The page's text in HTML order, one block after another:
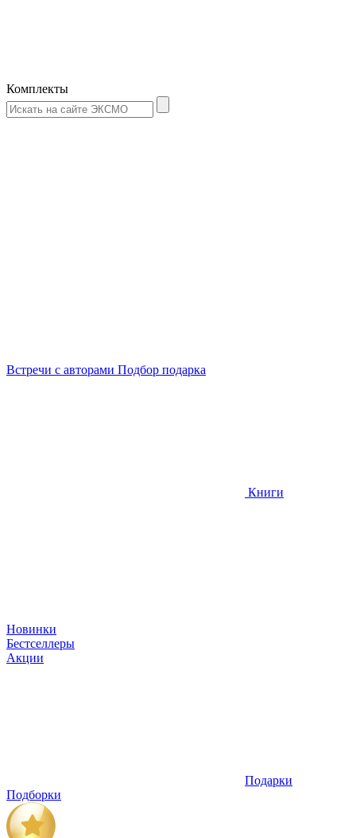
Комплекты
Встречи с авторами Подбор подарка
Книги
Новинки
Бестселлеры
Акции
Подарки
Подборки